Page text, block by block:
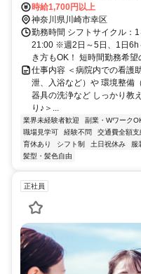
イン 新川崎徒歩約11分、Ｊ
ク通勤OK（派遣先による）
時給1,700円以上
神奈川県川崎市幸区
勤務時間 シフトサイクル：
21:00 ※週2日～5日、1日6h
き方もOK！ 短時間勤務希
仕事内容 ＜病院内での看護
泄、入浴など）や 環境整備
器具の洗浄など しっかり教
り♪＞...
業界未経験者歓迎 副業・Wワーク
職場見学可
経験不問 交通費全額支
育休あり
シフト制 土日祝休み 服
髪型・髪色自由
正社員